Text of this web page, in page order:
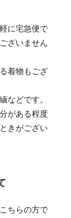
に宅急便で
ざいません
着物もござ
などです。
がある程度
きがござい
ちらの方で